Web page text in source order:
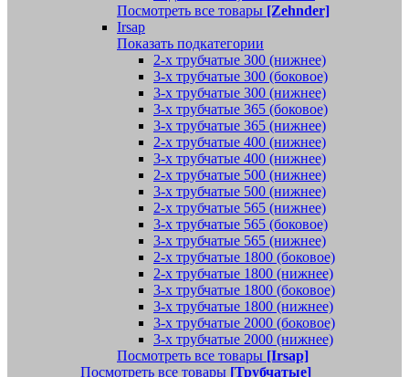
Посмотреть все товары [Zehnder]
Irsap
Показать подкатегории
2-х трубчатые 300 (нижнее)
3-х трубчатые 300 (боковое)
3-х трубчатые 300 (нижнее)
3-х трубчатые 365 (боковое)
3-х трубчатые 365 (нижнее)
2-х трубчатые 400 (нижнее)
3-х трубчатые 400 (нижнее)
2-х трубчатые 500 (нижнее)
3-х трубчатые 500 (нижнее)
2-х трубчатые 565 (нижнее)
3-х трубчатые 565 (боковое)
3-х трубчатые 565 (нижнее)
2-х трубчатые 1800 (боковое)
2-х трубчатые 1800 (нижнее)
3-х трубчатые 1800 (боковое)
3-х трубчатые 1800 (нижнее)
3-х трубчатые 2000 (боковое)
3-х трубчатые 2000 (нижнее)
Посмотреть все товары [Irsap]
Посмотреть все товары [Трубчатые]